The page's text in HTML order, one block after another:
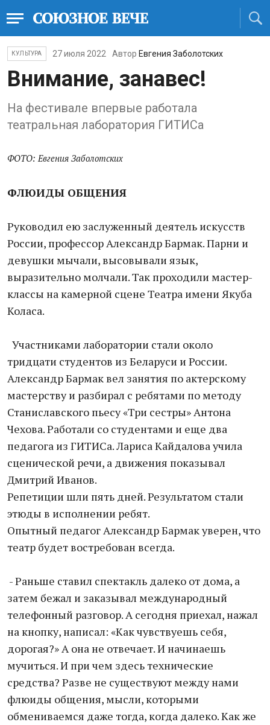
КУЛЬТУРА 27 июля 2022 Автор Евгения Заболотских
Внимание, занавес!
На фестивале впервые работала
театральная лаборатория ГИТИСа
ФОТО: Евгения Заболотских
ФЛЮИДЫ ОБЩЕНИЯ
Руководил ею заслуженный деятель искусств
России, профессор Александр Бармак. Парни и
девушки мычали, высовывали язык,
выразительно молчали. Так проходили мастер-
классы на камерной сцене Театра имени Якуба
Коласа.
Участниками лаборатории стали около
тридцати студентов из Беларуси и России.
Александр Бармак вел занятия по актерскому
мастерству и разбирал с ребятами по методу
Станиславского пьесу «Три сестры» Антона
Чехова. Работали со студентами и еще два
педагога из ГИТИСа. Лариса Кайдалова учила
сценической речи, а движения показывал
Дмитрий Иванов.
Репетиции шли пять дней. Результатом стали
этюды в исполнении ребят.
Опытный педагог Александр Бармак уверен, что
театр будет востребован всегда.
- Раньше ставил спектакль далеко от дома, а
затем бежал и заказывал международный
телефонный разговор. А сегодня приехал, нажал
на кнопку, написал: «Как чувствуешь себя,
дорогая?» А она не отвечает. И начинаешь
мучиться. И при чем здесь технические
средства? Разве не существуют между нами
флюиды общения, мысли, которыми
обмениваемся даже тогда, когда далеко. Как же